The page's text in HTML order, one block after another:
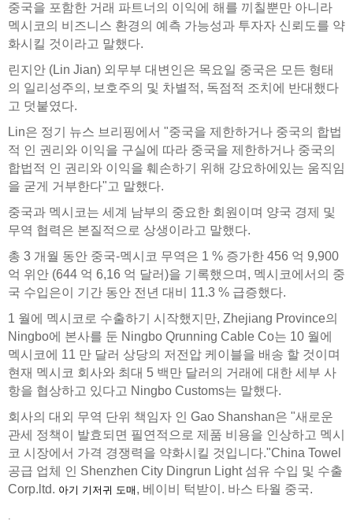
중국을 포함한 거래 파트너의 이익에 해를 끼칠뿐만 아니라
멕시코의 비즈니스 환경의 예측 가능성과 투자자 신뢰도를 약
화시킬 것이라고 말했다.
린지안 (Lin Jian) ​​외무부 대변인은 목요일 중국은 모든 형태
의 일리성주의, 보호주의 및 차별적, 독점적 조치에 반대했다
고 덧붙였다.
Lin은 정기 뉴스 브리핑에서 "중국을 제한하거나 중국의 합법
적 인 권리와 이익을 구실에 따라 중국을 제한하거나 중국의
합법적 인 권리와 이익을 훼손하기 위해 강요하에있는 움직임
을 굳게 거부한다"고 말했다.
중국과 멕시코는 세계 남부의 중요한 회원이며 양국 경제 및
무역 협력은 본질적으로 상생이라고 말했다.
총 3 개월 동안 중국-멕시코 무역은 1 % 증가한 456 억 9,900
억 위안 (644 억 6,16 억 달러)을 기록했으며, 멕시코에서의 중
국 수입은이 기간 동안 전년 대비 11.3 % 급증했다.
1 월에 멕시코로 수출하기 시작했지만, Zhejiang Province의
Ningbo에 본사를 둔 Ningbo Qrunning Cable Co는 10 월에
멕시코에 11 만 달러 상당의 저전압 케이블을 배송 할 것이며
현재 멕시코 회사와 최대 5 백만 달러의 거래에 대한 세부 사
항을 협상하고 있다고 Ningbo Customs는 말했다.
회사의 대외 무역 단위 책임자 인 Gao Shanshan은 "새로운
관세 정책이 발효되면 필연적으로 제품 비용을 인상하고 멕시
코 시장에서 가격 경쟁력을 약화시킬 것입니다."China Towel
공급 업체 인 Shenzhen City Dingrun Light 섬유 수입 및 수출
Corp.ltd. 아기 기저귀 도매 , 베이비 턱받이. 바스 타월 중국.
.